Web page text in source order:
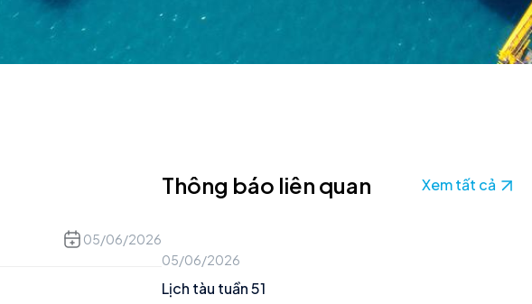
05/06/2026
Thông báo liên quan Xem tất cả
05/06/2026
Lịch tàu tuần 51